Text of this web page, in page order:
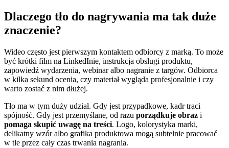
Dlaczego tło do nagrywania ma tak duże
znaczenie?
Wideo często jest pierwszym kontaktem odbiorcy z marką. To może
być krótki film na LinkedInie, instrukcja obsługi produktu,
zapowiedź wydarzenia, webinar albo nagranie z targów. Odbiorca
w kilka sekund ocenia, czy materiał wygląda profesjonalnie i czy
warto zostać z nim dłużej.
Tło ma w tym duży udział. Gdy jest przypadkowe, kadr traci
spójność. Gdy jest przemyślane, od razu porządkuje obraz i
pomaga skupić uwagę na treści. Logo, kolorystyka marki,
delikatny wzór albo grafika produktowa mogą subtelnie pracować
w tle przez cały czas trwania nagrania.